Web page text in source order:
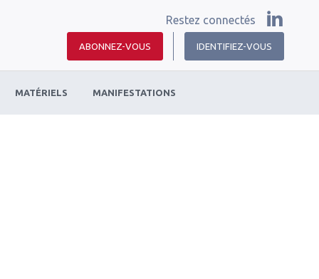
Restez connectés
ABONNEZ-VOUS IDENTIFIEZ-VOUS
MATÉRIELS MANIFESTATIONS